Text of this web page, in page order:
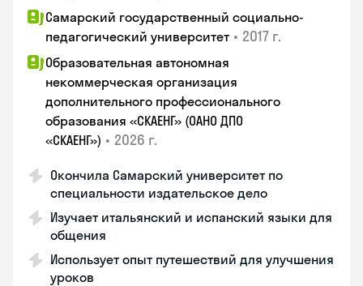
Самарский государственный социально-
педагогический университет • 2017 г.
Образовательная автономная
некоммерческая организация
дополнительного профессионального
образования «СКАЕНГ» (ОАНО ДПО
«СКАЕНГ») • 2026 г.
Окончила Самарский университет по
специальности издательское дело
Изучает итальянский и испанский языки для
общения
Использует опыт путешествий для улучшения
уроков